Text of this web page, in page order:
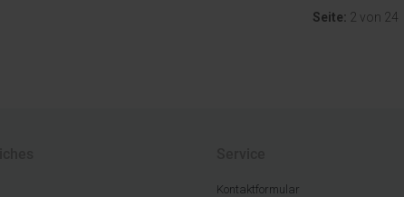
Seite: 2 von 24
Kontaktformular